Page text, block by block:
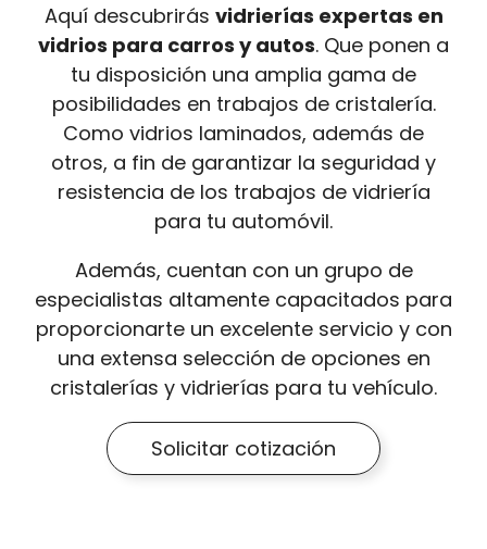
Aquí descubrirás vidrierías expertas en
vidrios para carros y autos. Que ponen a
tu disposición una amplia gama de
posibilidades en trabajos de cristalería.
Como vidrios laminados, además de
otros, a fin de garantizar la seguridad y
resistencia de los trabajos de vidriería
para tu automóvil.
Además, cuentan con un grupo de
especialistas altamente capacitados para
proporcionarte un excelente servicio y con
una extensa selección de opciones en
cristalerías y vidrierías para tu vehículo.
Solicitar cotización